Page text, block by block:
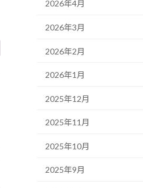
2026年4月
2026年3月
2026年2月
2026年1月
2025年12月
2025年11月
2025年10月
2025年9月